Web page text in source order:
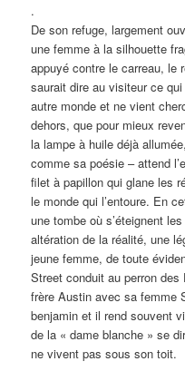
.
De son refuge, largement
une femme à la silhouette
appuyé contre le carreau, le
saurait dire au visiteur ce
autre monde et ne vient
dehors, que pour mieux
la lampe à huile déjà
comme sa poésie – attend
filet à papillon qui glane les
le monde qui l’entoure. En
une tombe où s’éteignent
altération de la réalité, une
jeune femme, de toute
Street conduit au perron
frère Austin avec sa femme
benjamin et il rend souvent
de la « dame blanche » se
ne vivent pas sous son toit.